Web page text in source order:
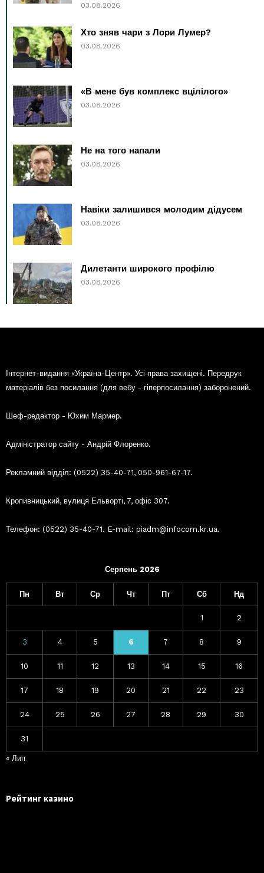
03.08.2026
Хто зняв чари з Лори Лумер?
03.08.2026
«В мене був комплекс вцілілого»
03.08.2026
Не на того напали
03.08.2026
Навіки залишився молодим дідусем
03.08.2026
Дилетанти широкого профілю
03.08.2026
Інтернет-видання «Україна-Центр». Усі права захищені. Передрук
матеріалів без посилання (для вебу - гіперпосилання) заборонений.
Шеф-редактор - Юхим Мармер.
Адміністратор сайту - Андрій Флоренко.
Рекламний відділ: (0522) 35-40-71, 050-961-67-17.
Кропивницький, вулиця Ельворті, 7, офіс 307.
Телефон: (0522) 35-40-71. E-mail: piadm@infocom.kr.ua.
Серпень 2026
Пн Вт Ср Чт Пт Сб Нд
1 2
3 4 5 6 7 8 9
10 11 12 13 14 15 16
17 18 19 20 21 22 23
24 25 26 27 28 29 30
31
« Лип
Рейтинг казино